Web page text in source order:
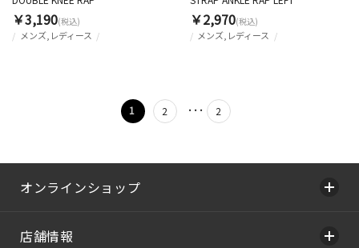
メンズ,レディース
￥3,190(税込)
メンズ,レディース
￥2,970(税込)
1 2 ･･･ 2
オンラインショップ
店舗情報